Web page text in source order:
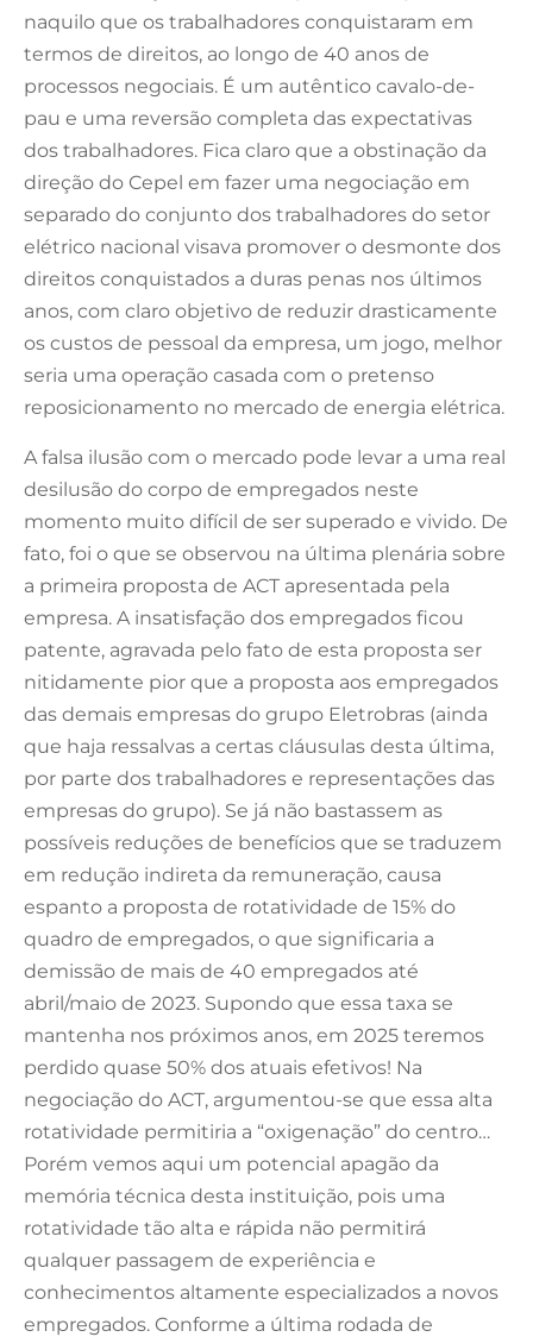
naquilo que os trabalhadores conquistaram em
termos de direitos, ao longo de 40 anos de
processos negociais. É um autêntico cavalo-de-
pau e uma reversão completa das expectativas
dos trabalhadores. Fica claro que a obstinação da
direção do Cepel em fazer uma negociação em
separado do conjunto dos trabalhadores do setor
elétrico nacional visava promover o desmonte dos
direitos conquistados a duras penas nos últimos
anos, com claro objetivo de reduzir drasticamente
os custos de pessoal da empresa, um jogo, melhor
seria uma operação casada com o pretenso
reposicionamento no mercado de energia elétrica.
A falsa ilusão com o mercado pode levar a uma real
desilusão do corpo de empregados neste
momento muito difícil de ser superado e vivido. De
fato, foi o que se observou na última plenária sobre
a primeira proposta de ACT apresentada pela
empresa. A insatisfação dos empregados ficou
patente, agravada pelo fato de esta proposta ser
nitidamente pior que a proposta aos empregados
das demais empresas do grupo Eletrobras (ainda
que haja ressalvas a certas cláusulas desta última,
por parte dos trabalhadores e representações das
empresas do grupo). Se já não bastassem as
possíveis reduções de benefícios que se traduzem
em redução indireta da remuneração, causa
espanto a proposta de rotatividade de 15% do
quadro de empregados, o que significaria a
demissão de mais de 40 empregados até
abril/maio de 2023. Supondo que essa taxa se
mantenha nos próximos anos, em 2025 teremos
perdido quase 50% dos atuais efetivos! Na
negociação do ACT, argumentou-se que essa alta
rotatividade permitiria a “oxigenação” do centro…
Porém vemos aqui um potencial apagão da
memória técnica desta instituição, pois uma
rotatividade tão alta e rápida não permitirá
qualquer passagem de experiência e
conhecimentos altamente especializados a novos
empregados. Conforme a última rodada de